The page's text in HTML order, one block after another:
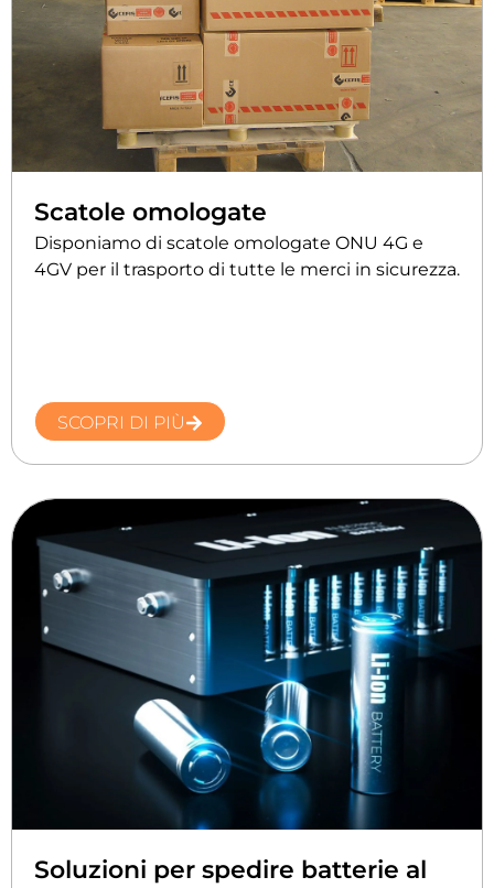
Scatole omologate
Disponiamo di scatole omologate ONU 4G e
4GV per il trasporto di tutte le merci in sicurezza.
SCOPRI DI PIÙ
Soluzioni per spedire batterie al